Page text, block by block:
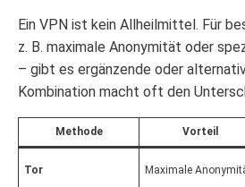
Ein VPN ist kein Allheilmittel. Für
z. B. maximale Anonymität oder
– gibt es ergänzende oder
Kombination macht oft den
Methode Vorteil
Tor Maximale